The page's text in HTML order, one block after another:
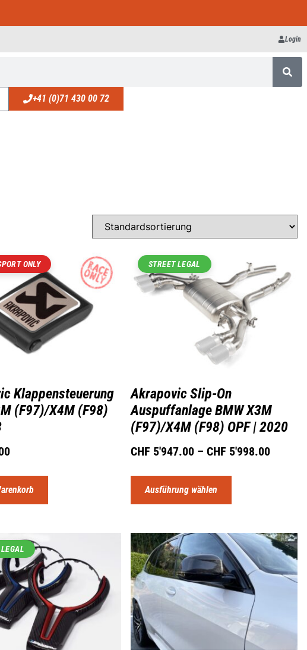
Login
+41 (0)71 430 00 72
ONLY
Klappensteuerung
(F97)/X4M (F98)
STREET LEGAL
Akrapovic Slip-On
Auspuffanlage BMW X3M
(F97)/X4M (F98) OPF | 2020
CHF 5'947.00 –CHF 5'998.00
Ausführung wählen